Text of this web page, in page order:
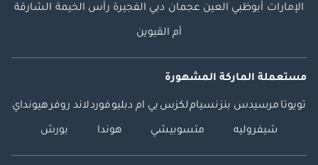
الإمارات أبوظبي العين عجمان دبي الفجيرة رأس الخيمة الشارقة
أم القيوين
مستعملة الماركة المشهورة
تويوتا مرسيدس بنزنسياملكزس بي ام دبليوفوردلاند روفرهيونداي
شيفروليه متسوبيشي هوندا بورش